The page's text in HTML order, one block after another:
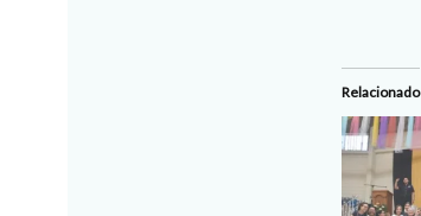
Relacionado